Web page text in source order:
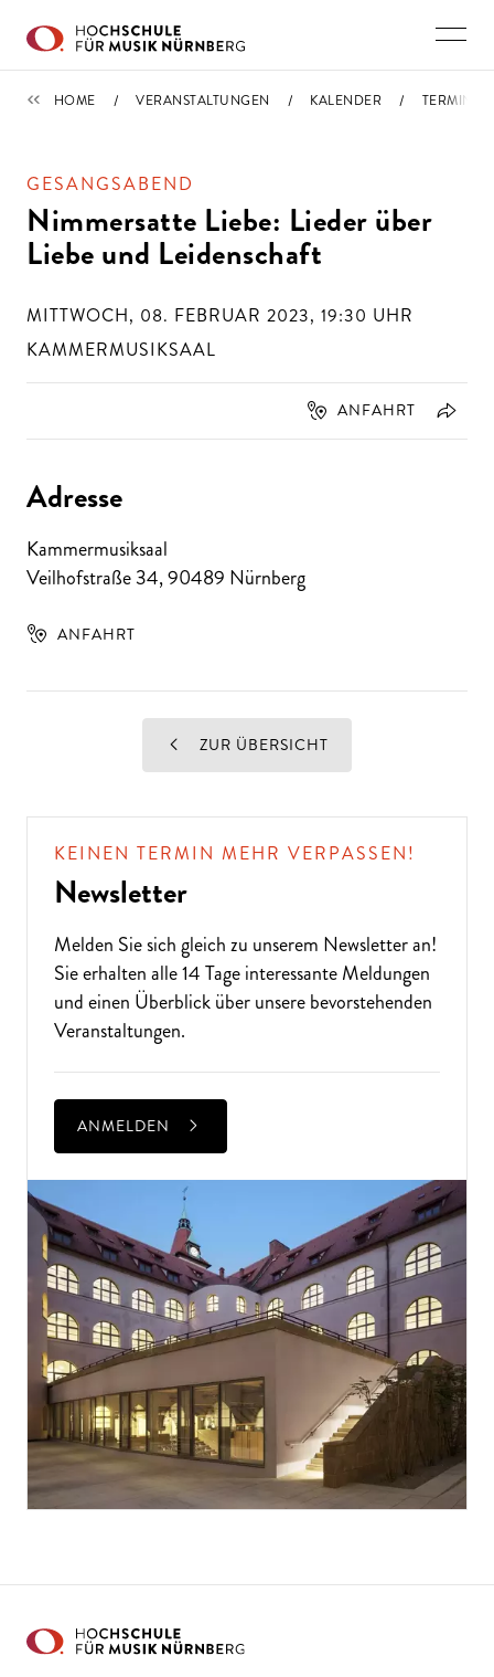
TERMINE
HOME VERANSTALTUNGEN KALENDER TERMIN
GESANGSABEND
Nimmersatte Liebe: Lieder über
Liebe und Leidenschaft
MITTWOCH, 08. FEBRUAR 2023, 19:30 UHR
KAMMERMUSIKSAAL
ANFAHRT
Adresse
Kammermusiksaal
Veilhofstraße 34,90489 Nürnberg
ANFAHRT
ZUR ÜBERSICHT
KEINEN TERMIN MEHR VERPASSEN!
Newsletter
Melden Sie sich gleich zu unserem Newsletteran!
Sie erhalten alle 14 Tage interessante Meldungen
und einen Überblick über unsere bevorstehenden
Veranstaltungen.
ANMELDEN